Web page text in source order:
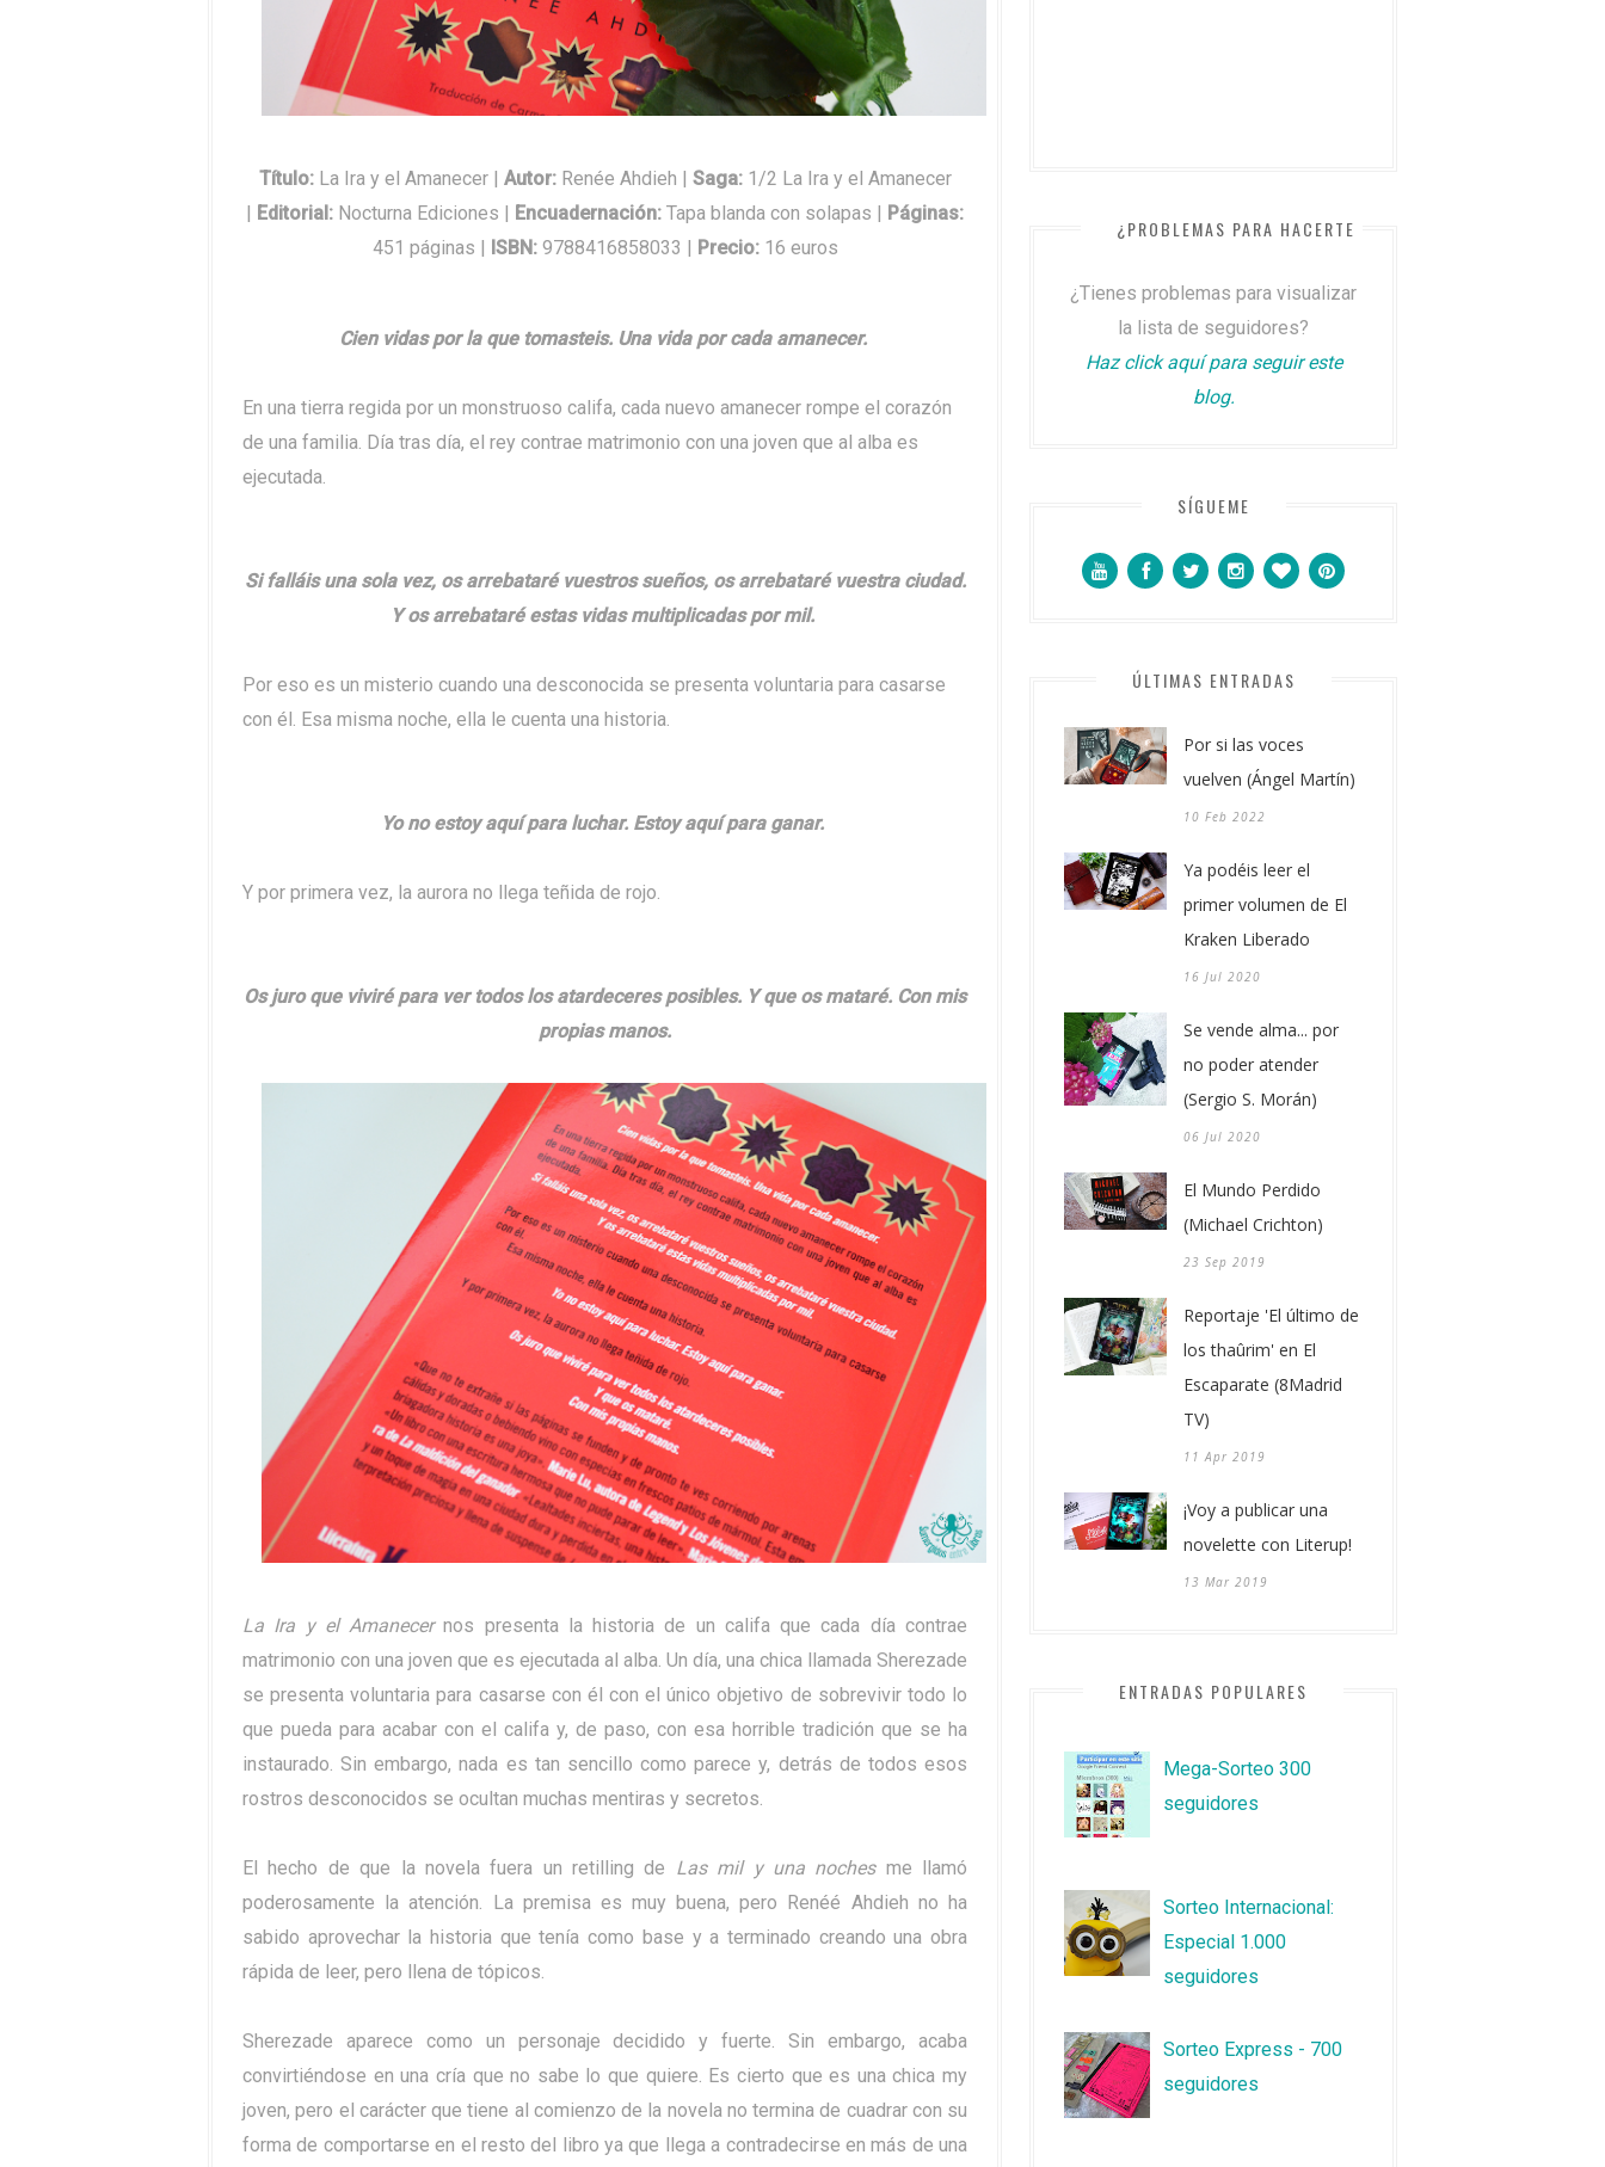
Título:La Ira y el Amanecer | Autor: Renée Ahdieh | Saga: 1/2 La Ira y el Amanecer
| Editorial: Nocturna Ediciones | Encuadernación: Tapa blanda con solapas | Páginas:
451 páginas | ISBN: 9788416858033 | Precio: 16 euros
Cien vidas por la que tomasteis. Una vida por cada amanecer.
En una tierra regida por un monstruoso califa, cada nuevo amanecer rompe el corazón
de una familia. Día tras día, el rey contrae matrimonio con una joven que al alba es
ejecutada.
Si falláis una sola vez, os arrebataré vuestros sueños, os arrebataré vuestra ciudad.
Y os arrebataré estas vidas multiplicadas por mil.
Por eso es un misterio cuando una desconocida se presenta voluntaria para casarse
con él. Esa misma noche, ella le cuenta una historia.
Yo no estoy aquí para luchar. Estoy aquí para ganar.
Y por primera vez, la aurora no llega teñida de rojo.
Os juro que viviré para ver todos los atardeceres posibles. Y que os mataré. Con mis
propias manos.
La Ira y el Amanecernos presenta la historia de un califa que cada día contrae
matrimonio con una joven que es ejecutada al alba. Un día, una chica llamada Sherezade
se presenta voluntaria para casarse con él con el único objetivo de sobrevivir todo lo
que pueda para acabar con el califa y, de paso, con esa horrible tradición que se ha
instaurado. Sin embargo, nada es tan sencillo como parece y, detrás de todos esos
rostros desconocidos se ocultan muchas mentiras y secretos.
El hecho de que la novela fuera un retilling de Las mil y una nochesme llamó
poderosamente la atención. La premisa es muy buena, pero Renéé Ahdieh no ha
sabido aprovechar la historia que tenía como base y a terminado creando una obra
rápida de leer, pero llena de tópicos.
Sherezade aparece como un personaje decidido y fuerte. Sin embargo, acaba
convirtiéndose en una cría que no sabe lo que quiere. Es cierto que es una chica my
joven, pero el carácter que tiene al comienzo de la novela no termina de cuadrar con su
forma de comportarse en el resto del libro ya que llega a contradecirse en más de una
¿PROBLEMAS PARA HACERTE SEGUIDOR?
¿Tienes problemas para visualizar
la lista de seguidores?
Haz click aquí para seguir este
blog.
SÍGUEME
ÚLTIMAS ENTRADAS
Por si las voces
vuelven (Ángel Martín)
10 Feb 2022
Ya podéis leer el
primer volumen de El
Kraken Liberado
16 Jul 2020
Se vende alma... por
no poder atender
(Sergio S. Morán)
06 Jul 2020
El Mundo Perdido
(Michael Crichton)
23 Sep 2019
Reportaje 'El último de
los thaûrim' en El
Escaparate (8Madrid
TV)
11 Apr 2019
¡Voy a publicar una
novelette con Literup!
13 Mar 2019
ENTRADAS POPULARES
Mega-Sorteo 300
seguidores
Sorteo Internacional:
Especial 1.000
seguidores
Sorteo Express - 700
seguidores